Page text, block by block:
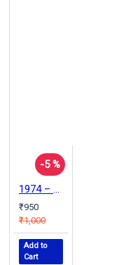
-5 %
1974 – மாநில சுயாட்சி
₹950
₹1,000
Add to
Cart